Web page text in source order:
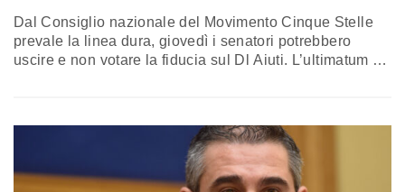
Dal Consiglio nazionale del Movimento Cinque Stelle
prevale la linea dura, giovedì i senatori potrebbero
uscire e non votare la fiducia sul Dl Aiuti. L’ultimatum di